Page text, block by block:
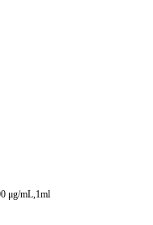
μg/mL,1ml